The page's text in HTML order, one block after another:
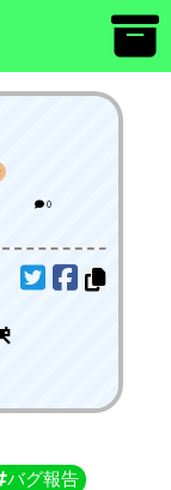
0
バグ報告